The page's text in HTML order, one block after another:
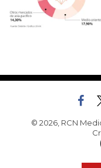
© 2026, RCN